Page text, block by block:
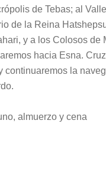
de Tebas; al
de la Reina
y a los Colosos de
hacia Esna.
continuaremos la
almuerzo y cena